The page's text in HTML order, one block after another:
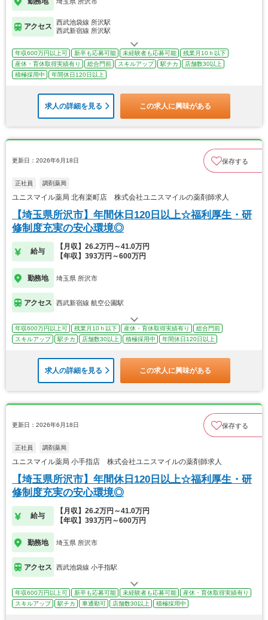
アクセス
西武池袋線 所沢駅
西武新宿線 所沢駅
年収600万円以上可 新卒も応募可能 未経験者も応募可能
残業月10ｈ以下
産休・育休取得実績有り
総合門前 スキルアップ 駅チカ
店舗数30以上
積極採用中
年間休日120日以上
求人の詳細を見る この求人に興味がある
更新日：2026年6月18日 保存する
正社員 調剤薬局
ユニスマイル薬局 北有楽町店 株式会社ユニスマイルの薬剤師求人
【埼玉県所沢市】年間休日120日以上☆福利厚生・研
修制度充実の安心環境◎
給与
【月収】26.2万円～41.0万円
【年収】393万円～600万円
勤務地 埼玉県 所沢市
アクセス 西武新宿線 航空公園駅
年収600万円以上可 残業月10ｈ以下 産休・育休取得実績有り
総合門前
スキルアップ
駅チカ 店舗数30以上 積極採用中 年間休日120日以上
求人の詳細を見る この求人に興味がある
更新日：2026年6月18日 保存する
正社員 調剤薬局
ユニスマイル薬局 小手指店 株式会社ユニスマイルの薬剤師求人
【埼玉県所沢市】年間休日120日以上☆福利厚生・研
修制度充実の安心環境◎
給与
【月収】26.2万円～41.0万円
【年収】393万円～600万円
勤務地 埼玉県 所沢市
アクセス 西武池袋線 小手指駅
年収600万円以上可 新卒も応募可能 未経験者も応募可能
産休・育休取得実績有り
スキルアップ
駅チカ 車通勤可 店舗数30以上 積極採用中